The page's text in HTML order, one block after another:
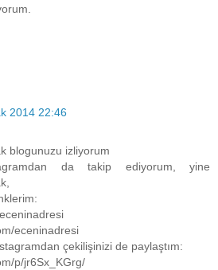
2014 22:46
blogunuzu izliyorum
da takip ediyorum, yine
eceninadresi
çekilişinizi de paylaştım:
p/jr6Sx_KGrg/